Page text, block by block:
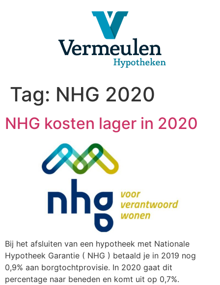
Tag: NHG 2020
NHG kosten lager in 2020
Bij het afsluiten van een hypotheek met Nationale
Hypotheek Garantie ( NHG ) betaald je in 2019 nog
0,9% aan borgtochtprovisie. In 2020 gaat dit
percentage naar beneden en komt uit op 0,7%.